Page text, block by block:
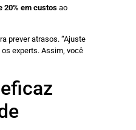
20% em custosao
prever atrasos. “Ajuste
experts. Assim, você